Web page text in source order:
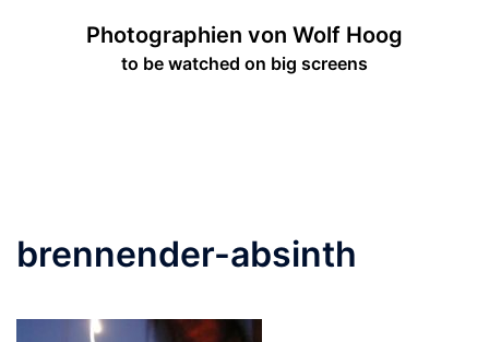
Photographien von Wolf Hoog
to be watched on big screens
brennender-absinth